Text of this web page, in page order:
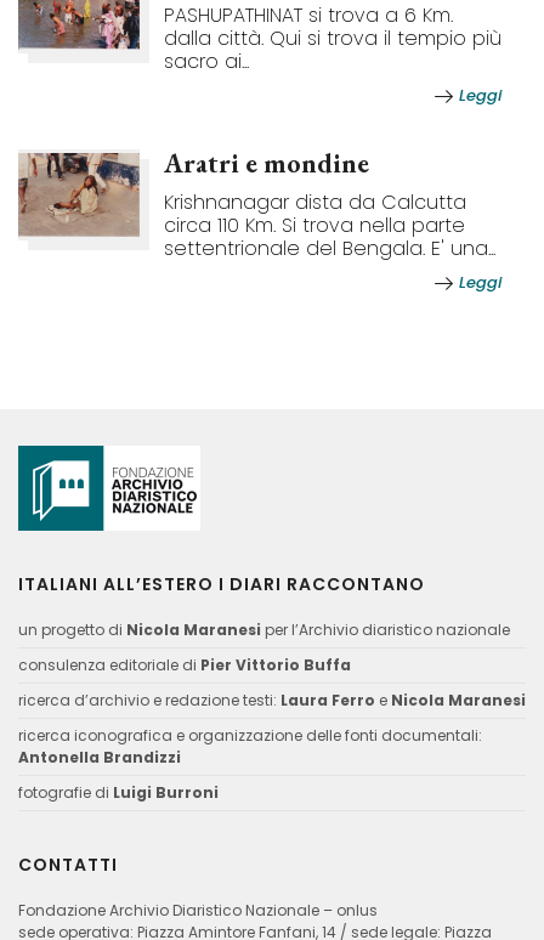
PASHUPATHINAT si trova a 6 Km.
dalla città. Qui si trova il tempio più
sacro ai...
Leggi
Aratri e mondine
Krishnanagar dista da Calcutta
circa 110 Km. Si trova nella parte
settentrionale del Bengala. E' una...
Leggi
ITALIANI ALL’ESTERO I DIARI RACCONTANO
un progetto di Nicola Maranesi per l’Archivio diaristico nazionale
consulenza editoriale di Pier Vittorio Buffa
ricerca d’archivio e redazione testi: Laura Ferro e Nicola Maranesi
ricerca iconografica e organizzazione delle fonti documentali:
Antonella Brandizzi
fotografie di Luigi Burroni
CONTATTI
Fondazione Archivio Diaristico Nazionale – onlus
sede operativa: Piazza Amintore Fanfani, 14 / sede legale: Piazza